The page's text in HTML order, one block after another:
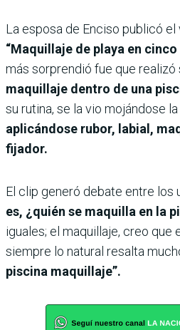
La esposa de Enciso publicó
“Maquillaje de playa en
más sorprendió fue que realizó
maquillaje dentro de una
su rutina, se la vio mojándose
aplicándose rubor, labial,
fijador.
El clip generó debate entre los
es, ¿quién se maquilla en la
iguales; el maquillaje, creo que
siempre lo natural resalta
piscina maquillaje”.